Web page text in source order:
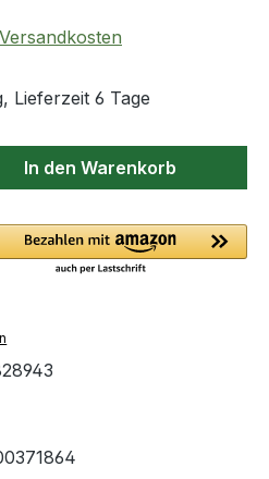
Lieferzeit 6 Tage
den
In den Warenkorb